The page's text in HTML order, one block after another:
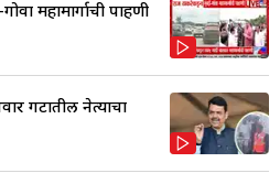
महामार्गाची पाहणी
गटातील नेत्याचा